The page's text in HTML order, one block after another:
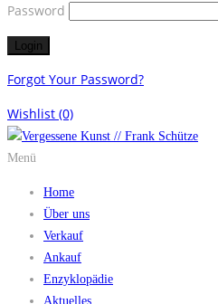
Password
Forgot Your Password?
Wishlist (0)
Menü
Home
Über uns
Verkauf
Ankauf
Enzyklopädie
Aktuelles